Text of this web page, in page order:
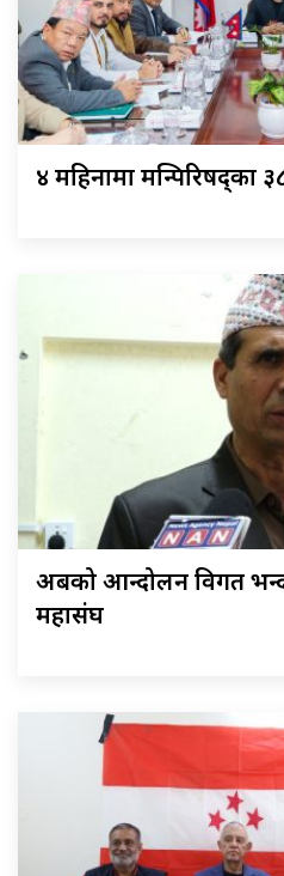
४ महिनामा मन्त्रिपरिषद्का
अबको आन्दोलन विगत
महासंघ